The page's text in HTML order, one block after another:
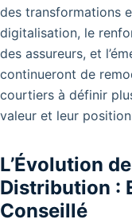
des transformations
digitalisation, le
des assureurs, et
continueront de
courtiers à définir
valeur et leur
L’Évolution
Distribution :
Conseillé